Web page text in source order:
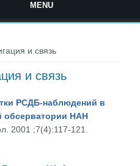
MENU
и связь
и связь
РСДБ-наблюдений в
обсерватории НАН
2001 ;7(4):117-121.